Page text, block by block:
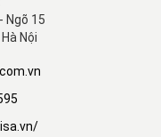
Ngõ 15
Nội